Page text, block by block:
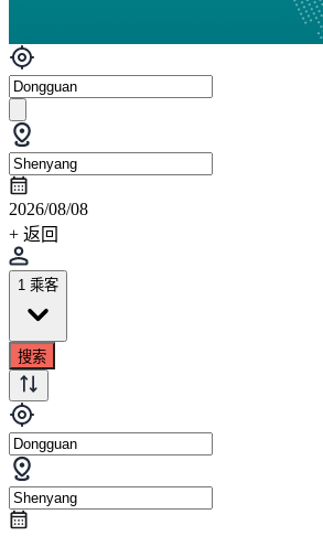
2026/08/08
+ 返回
1 乘客
搜索